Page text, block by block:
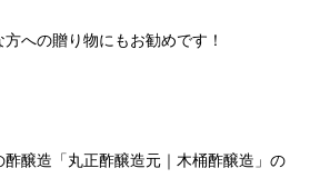
への贈り物にもお勧めです！
醸造「丸正酢醸造元｜木桶酢醸造」の